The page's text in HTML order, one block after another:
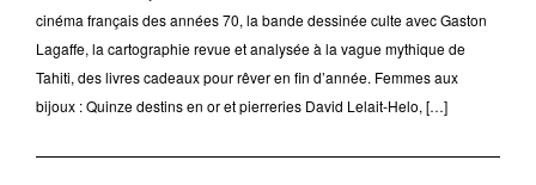
cinéma français des années 70, la bande dessinée culte avec Gaston
Lagaffe, la cartographie revue et analysée à la vague mythique de
Tahiti, des livres cadeaux pour rêver en fin d’année. Femmes aux
bijoux : Quinze destins en or et pierreries David Lelait-Helo, […]